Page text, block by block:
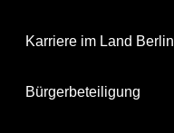
Karriere im Land Berlin
Bürgerbeteiligung